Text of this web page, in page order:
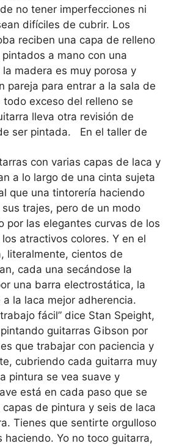
no tener imperfecciones ni
difíciles de cubrir. Los
reciben una capa de relleno
a mano con una
madera es muy porosa y
pareja para entrar a la sala de
todo exceso del relleno se
lleva otra revisión de
ser pintada. En el taller de
con varias capas de laca y
a lo largo de una cinta sujeta
que una tintorería haciendo
trajes, pero de un modo
por las elegantes curvas de los
atractivos colores. Y en el
literalmente, cientos de
cada una secándose la
una barra electrostática, la
a la laca mejor adherencia.
fácil” dice Stan Speight,
guitarras Gibson por
que trabajar con paciencia y
cubriendo cada guitarra muy
pintura se vea suave y
está en cada paso que se
de pintura y seis de laca
Tienes que sentirte orgulloso
haciendo. Yo no toco guitarra,